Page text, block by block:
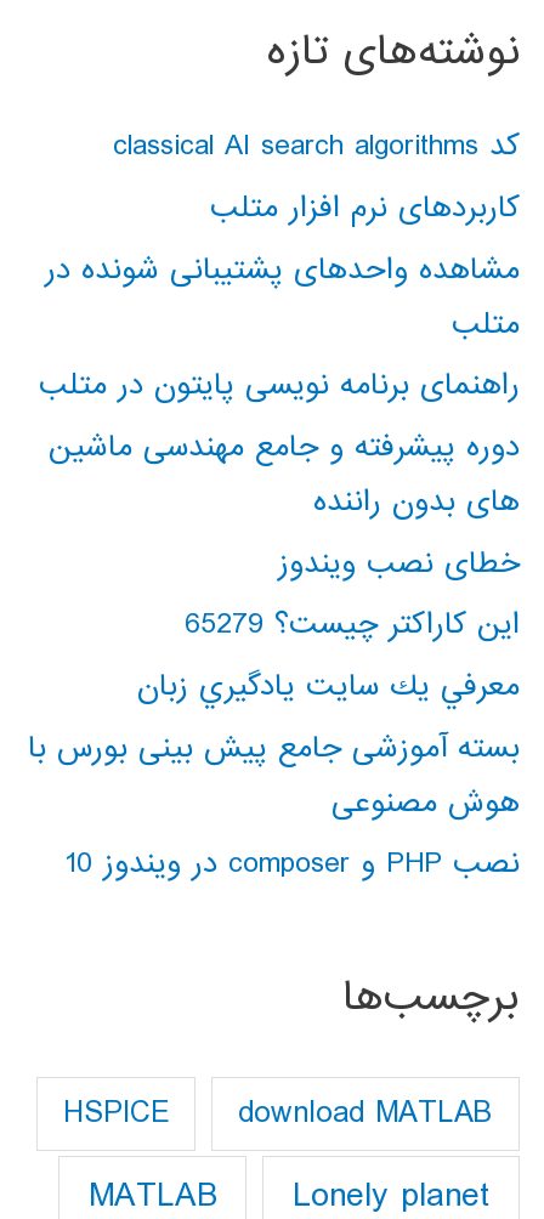
نوشته‌های تازه
کد classical AI search algorithms
کاربردهای نرم افزار متلب
مشاهده واحدهای پشتیبانی شونده در
متلب
راهنمای برنامه نویسی پایتون در متلب
دوره پیشرفته و جامع مهندسی ماشین
های بدون راننده
خطای نصب ویندوز
این کاراکتر چیست؟ 65279
معرفي يك سايت يادگيري زبان
بسته آموزشی جامع پیش بینی بورس با
هوش مصنوعی
نصب PHP و composer در ویندوز 10
برچسب‌ها
download MATLAB
HSPICE
Lonely planet
MATLAB